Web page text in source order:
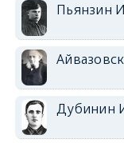
Пьянзин
Дубинин